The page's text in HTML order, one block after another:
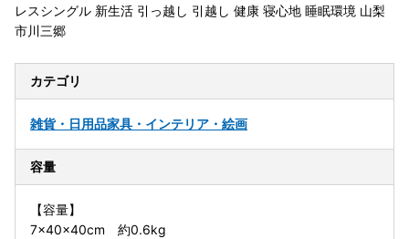
レスシングル 新生活 引っ越し 引越し 健康 寝心地 睡眠環境 山梨
市川三郷
カテゴリ
雑貨・日用品家具・インテリア・絵画
容量
【容量】
7×40×40cm 約0.6kg